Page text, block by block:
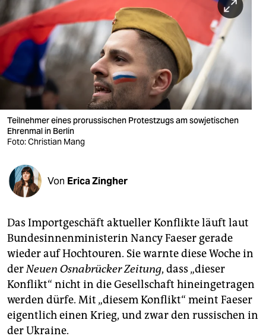
berlin
nord
wahrheit
verlag
verlag
veranstaltungen
fragen & hilfe
abo
genossenschaft
epaper login
Teilnehmer eines prorussischen Protestzugs am sowjetischen
Ehrenmal in Berlin
Foto: Christian Mang
Von Erica Zingher
Das Importgeschäft aktueller Konflikte läuft laut
Bundesinnenministerin Nancy Faeser gerade
wieder auf Hochtouren. Sie warnte diese Woche in
derNeuen Osnabrücker Zeitung, dass „dieser
Konflikt“ nicht in die Gesellschaft hineingetragen
werden dürfe. Mit „diesem Konflikt“ meint Faeser
eigentlich einen Krieg, und zwar den russischen in
der Ukraine.